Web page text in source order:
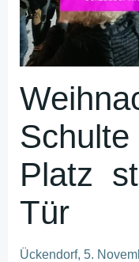
Platz
Tür
Ückendorf, 5.